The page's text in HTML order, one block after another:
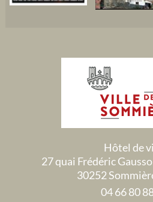
Hôtel de
27 quai Frédéric
30252
04 66 80